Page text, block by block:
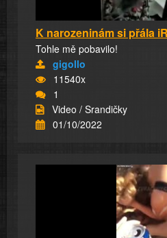
K narozeninám si přála
Tohle mě pobavilo!
gigollo
11540x
1
Video / Srandičky
01/10/2022